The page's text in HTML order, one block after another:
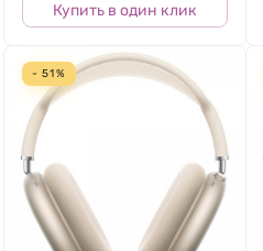
Купить в один клик
- 51%